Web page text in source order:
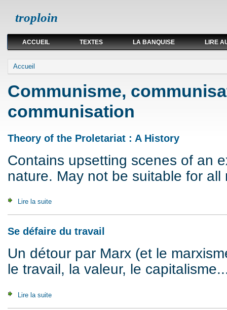
troploin
ACCUEIL TEXTES LA BANQUISE LIRE
Vous êtes ici
Accueil
Communisme,
communisation
Theory of the Proletariat : A History
Contains upsetting scenes of an
nature. May not be suitable for all
Lire la suite
Se défaire du travail
Un détour par Marx (et le
le travail, la valeur, le
Lire la suite